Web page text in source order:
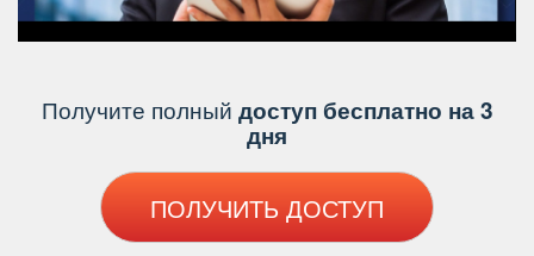
Получите полный доступ бесплатно на 3
дня
ПОЛУЧИТЬ ДОСТУП